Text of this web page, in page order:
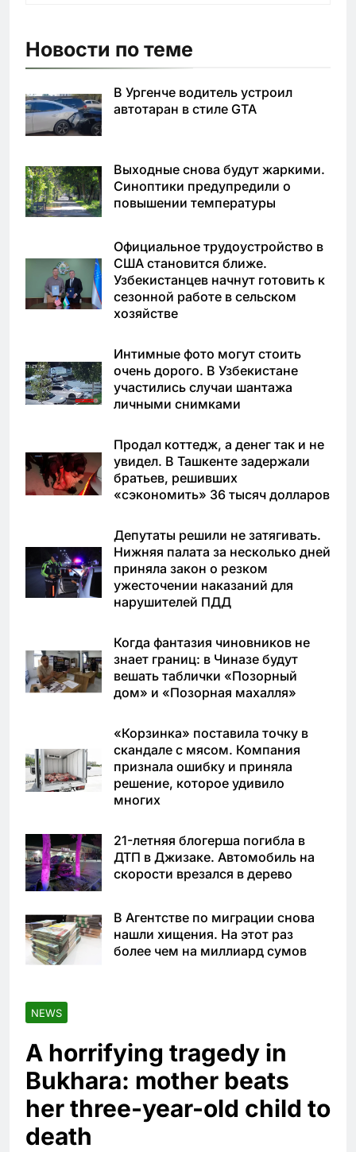
Новости по теме
В Ургенче водитель устроил
автотаран в стиле GTA
Выходные снова будут жаркими.
Синоптики предупредили о
повышении температуры
Официальное трудоустройство в
США становится ближе.
Узбекистанцев начнут готовить к
сезонной работе в сельском
хозяйстве
Интимные фото могут стоить
очень дорого. В Узбекистане
участились случаи шантажа
личными снимками
Продал коттедж, а денег так и не
увидел. В Ташкенте задержали
братьев, решивших
«сэкономить» 36 тысяч долларов
Депутаты решили не затягивать.
Нижняя палата за несколько дней
приняла закон о резком
ужесточении наказаний для
нарушителей ПДД
Когда фантазия чиновников не
знает границ: в Чиназе будут
вешать таблички «Позорный
дом» и «Позорная махалля»
«Корзинка» поставила точку в
скандале с мясом. Компания
признала ошибку и приняла
решение, которое удивило
многих
21-летняя блогерша погибла в
ДТП в Джизаке. Автомобиль на
скорости врезался в дерево
В Агентстве по миграции снова
нашли хищения. На этот раз
более чем на миллиард сумов
NEWS
A horrifying tragedy in
Bukhara: mother beats
her three-year-old child to
death